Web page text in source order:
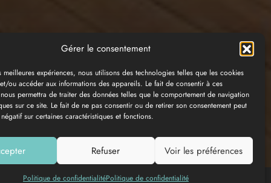
Gérer le consentement
expériences, nous utilisons des technologies telles que les cookies
ou accéder aux informations des appareils. Le fait de consentir à ces
permettra de traiter des données telles que le comportement de navigation
sur ce site. Le fait de ne pas consentir ou de retirer son consentement peut
sur certaines caractéristiques et fonctions.
Refuser Voir les préférences
Politique de confidentialitéPolitique de confidentialité